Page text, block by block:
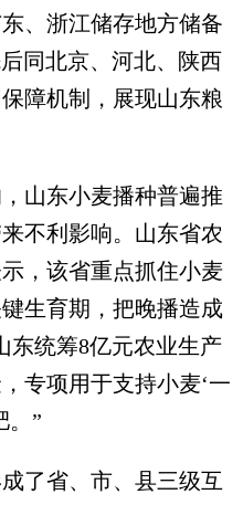
、浙江储存地方储备
同北京、河北、陕西
障机制，展现山东粮
东小麦播种普遍推
不利影响。山东省农
，该省重点抓住小麦
生育期，把晚播造成
东统筹8亿元农业生产
专项用于支持小麦‘一
。”
省、市、县三级互